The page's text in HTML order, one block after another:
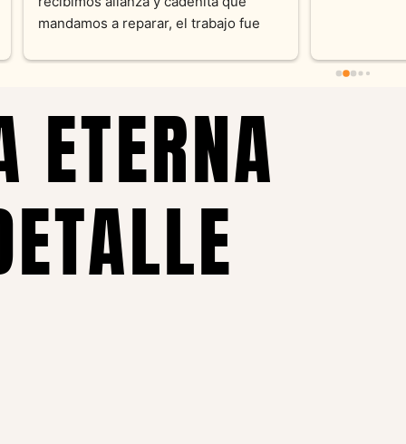
pieza y siempre satisfecha
recomendable
ETERNA